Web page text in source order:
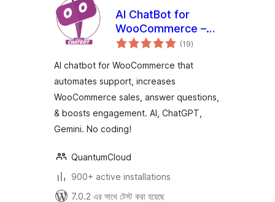
AI ChatBot for
WooCommerce –
WoowBot
(19total
ratings
)
AI chatbot for WooCommerce that
automates support, increases
WooCommerce sales, answer questions,
& boosts engagement. AI, ChatGPT,
Gemini. No coding!
QuantumCloud
900+ active installations
7.0.2 এর সাথে টেস্ট করা হয়েছে